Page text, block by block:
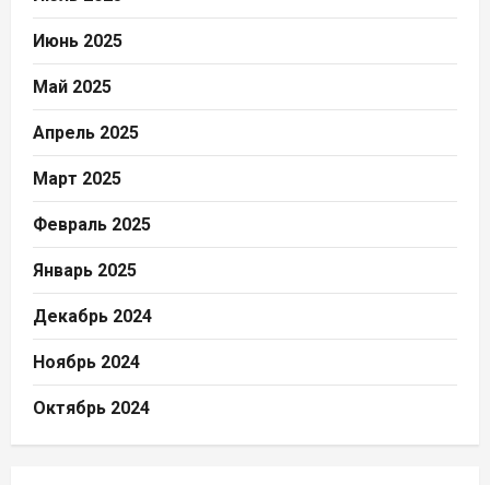
Июнь 2025
Май 2025
Апрель 2025
Март 2025
Февраль 2025
Январь 2025
Декабрь 2024
Ноябрь 2024
Октябрь 2024